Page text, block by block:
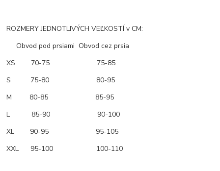
ROZMERY JEDNOTLIVÝCH VEĽKOSTÍ v CM:
Obvod pod prsiami Obvod cez prsia
XS 70-75 75-85
S 75-80 80-95
M 80-85 85-95
L 85-90 90-100
XL 90-95 95-105
XXL 95-100 100-110